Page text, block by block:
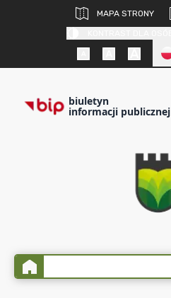
MAPA STRONY
biuletyn
informacji publicznej